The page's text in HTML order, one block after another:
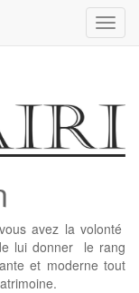
avez la volonté
lui donner le rang
et moderne tout